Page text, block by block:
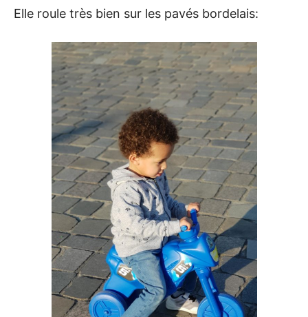
Elle roule très bien sur les pavés bordelais: